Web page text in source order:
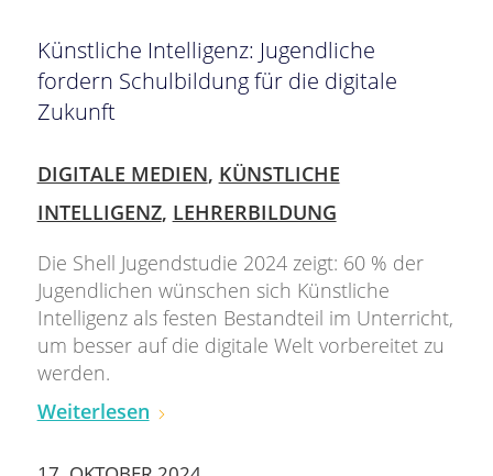
Künstliche Intelligenz: Jugendliche
fordern Schulbildung für die digitale
Zukunft
DIGITALE MEDIEN, KÜNSTLICHE
INTELLIGENZ, LEHRERBILDUNG
Die Shell Jugendstudie 2024 zeigt: 60 % der
Jugendlichen wünschen sich Künstliche
Intelligenz als festen Bestandteil im Unterricht,
um besser auf die digitale Welt vorbereitet zu
werden.
Weiterlesen